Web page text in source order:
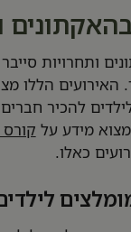
ותחרויות
האירועים הללו
להכיר
מידע על קורס
כאלו.